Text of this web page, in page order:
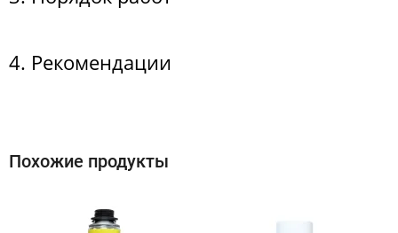
4. Рекомендации
Похожие продукты